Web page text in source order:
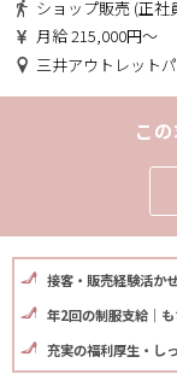
ショップ販売 (正社
月給 215,000円～
三井アウトレット
こ
接客・販売経験活か
年2回の制服支給｜
充実の福利厚生・し